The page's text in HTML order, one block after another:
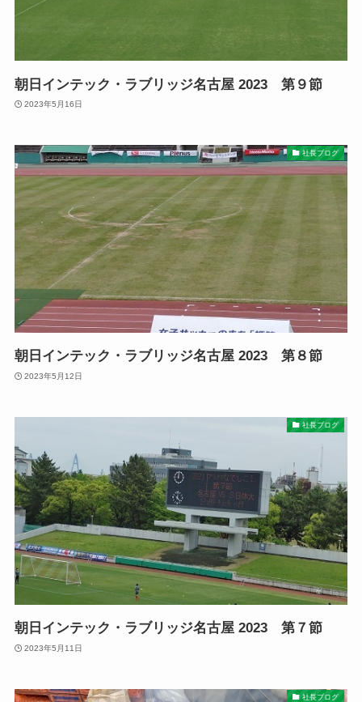
朝日インテック・ラブリッジ名古屋 2023 第９節
2023年5月16日
社長ブログ
朝日インテック・ラブリッジ名古屋 2023 第８節
2023年5月12日
社長ブログ
朝日インテック・ラブリッジ名古屋 2023 第７節
2023年5月11日
社長ブログ